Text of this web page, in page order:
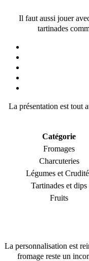
Il faut aussi jouer
tartinades
La présentation est tout
Catégorie
Fromages
Charcuteries
Légumes et
Tartinades et dips
Fruits
La personnalisation est
fromage reste un